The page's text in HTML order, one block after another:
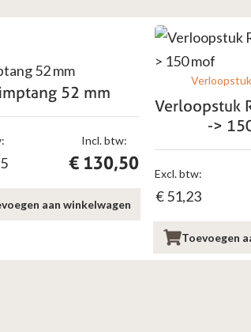
52 mm
Incl. btw:
€ 130,50
aan winkelwagen
Verloopstuk
->
Excl. btw:
€51,23
Toevoegen